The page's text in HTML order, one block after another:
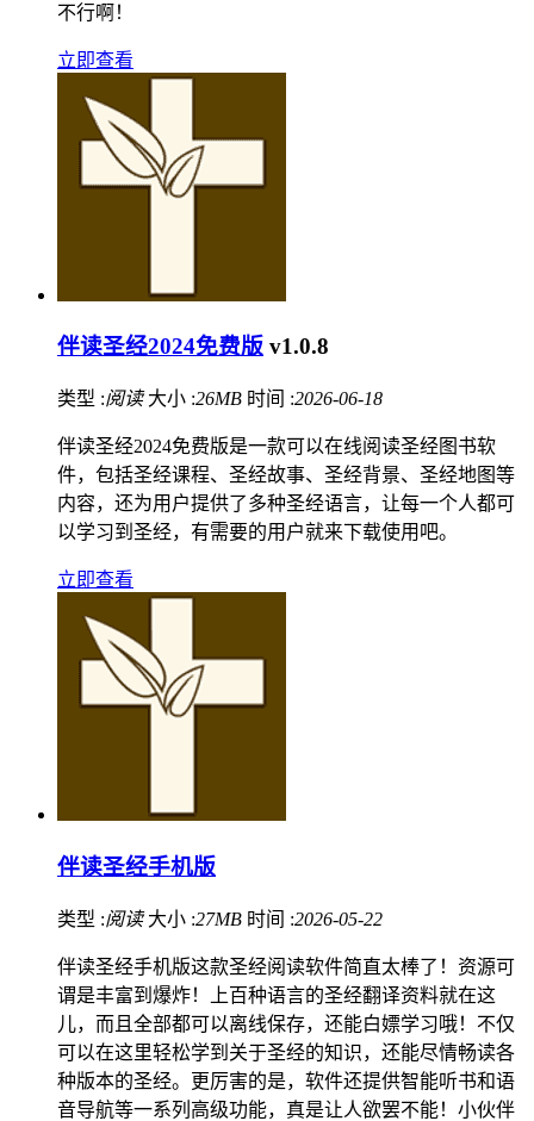
不行啊！
立即查看
伴读圣经2024免费版 v1.0.8
类型 :阅读 大小 :26MB 时间 :2026-06-18
伴读圣经2024免费版是一款可以在线阅读圣经图书软
件，包括圣经课程、圣经故事、圣经背景、圣经地图等
内容，还为用户提供了多种圣经语言，让每一个人都可
以学习到圣经，有需要的用户就来下载使用吧。
立即查看
伴读圣经手机版
类型 :阅读 大小 :27MB 时间 :2026-05-22
伴读圣经手机版这款圣经阅读软件简直太棒了！资源可
谓是丰富到爆炸！上百种语言的圣经翻译资料就在这
儿，而且全部都可以离线保存，还能白嫖学习哦！不仅
可以在这里轻松学到关于圣经的知识，还能尽情畅读各
种版本的圣经。更厉害的是，软件还提供智能听书和语
音导航等一系列高级功能，真是让人欲罢不能！小伙伴